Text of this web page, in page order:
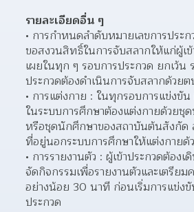
รายละเอียดอื่น ๆ
การกำหนดลำดับหมายเลขการประก
ขอสงวนสิทธิ์ในการจับสลากให้แก่ผู้เข้
เผยในทุก ๆ รอบการประกวด ยกเว้น
ประกวดต้องดำเนินการจับสลากด้วยต
การแต่งกาย : ในทุกรอบการแข่งขัน
ในระบบการศึกษาต้องแต่งกายด้วยชุ
หรือชุดนักศึกษาของสถาบันต้นสังกัด
ที่อยู่นอกระบบการศึกษาให้แต่งกาย
การรายงานตัว : ผู้เข้าประกวดต้อง
จัดกิจกรรมเพื่อรายงานตัวและเตรีย
อย่างน้อย 30 นาที ก่อนเริ่มการแข่ง
ประกวด